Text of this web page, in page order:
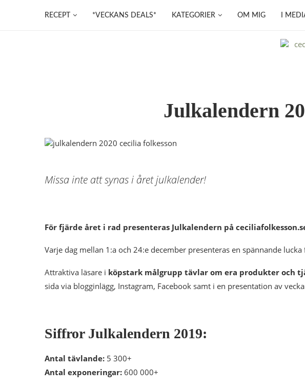
RECEPT *VECKANS DEALS* KATEGORIER OM MIG I
Julkalendern
Missa inte att synas i året julkalender!
För fjärde året i rad presenteras Julkalendern på
Varje dag mellan 1:a och 24:e december presenteras en spännande
Attraktiva läsare i köpstark målgrupp tävlar om era produkter och
sida via blogginlägg, Instagram, Facebook samt i en presentation av
Siffror Julkalendern 2019:
Antal tävlande: 5 300+
Antal exponeringar: 600 000+